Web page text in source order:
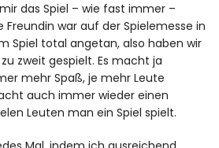
das Spiel – wie fast immer –
Freundin war auf der Spielemesse in
Spiel total angetan, also haben wir
zweit gespielt. Es macht ja
mehr Spaß, je mehr Leute
auch immer wieder einen
Leuten man ein Spiel spielt.